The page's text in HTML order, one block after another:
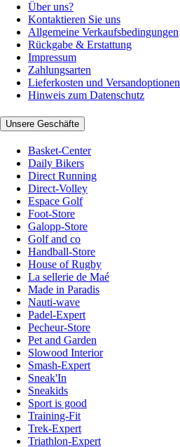
Über uns?
Kontaktieren Sie uns
Allgemeine Verkaufsbedingungen
Rückgabe & Erstattung
Impressum
Zahlungsarten
Lieferkosten und Versandoptionen
Hinweis zum Datenschutz
Unsere Geschäfte
Basket-Center
Daily Bikers
Direct Running
Direct-Volley
Espace Golf
Foot-Store
Galopp-Store
Golf and co
Handball-Store
House of Rugby
La sellerie de Maé
Made in Paradis
Nauti-wave
Padel-Expert
Pecheur-Store
Pet and Garden
Slowood Interior
Smash-Expert
Sneak'In
Sneakids
Sport is good
Training-Fit
Trek-Expert
Triathlon-Expert